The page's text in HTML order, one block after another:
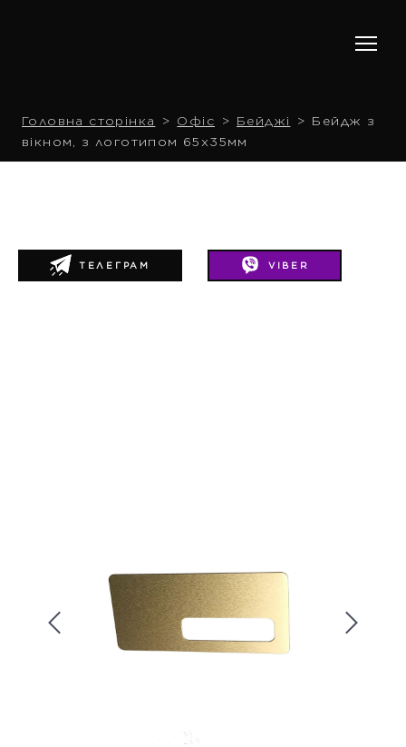
Головна сторінка Офіс Бейджі
Бейдж з
вікном, з логотипом 65х35мм
VIBER
ТЕЛЕГРАМ